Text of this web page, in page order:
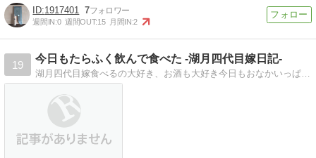
1917401 7
週間IN:0 週間OUT:15 月間IN:2
19
今日もたらふく飲んで食べた -湖月四代目嫁日記-
湖月四代目嫁食べるの大好き、お酒も大好き今日もおなかいっぱい飲んで飲んで食べてます。